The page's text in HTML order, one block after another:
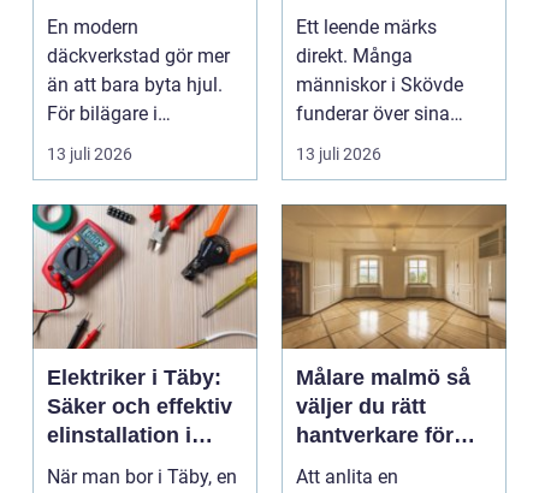
mil året runt
En modern
däckverkstad gör mer
än att bara byta hjul.
För bilägare i
Stockholm handlar
valet av däck...
13 juli 2026
med
Ett leende märks
direkt. Många
människor i Skövde
funderar över sina
tänder, men skjuter
upp att gör...
13 juli 2026
Elektriker i Täby:
Säker och effektiv
elinstallation i
norrort
När man bor i Täby, en
Målare malmö så
väljer du rätt
hantverkare för
hem och företag
Att anlita en